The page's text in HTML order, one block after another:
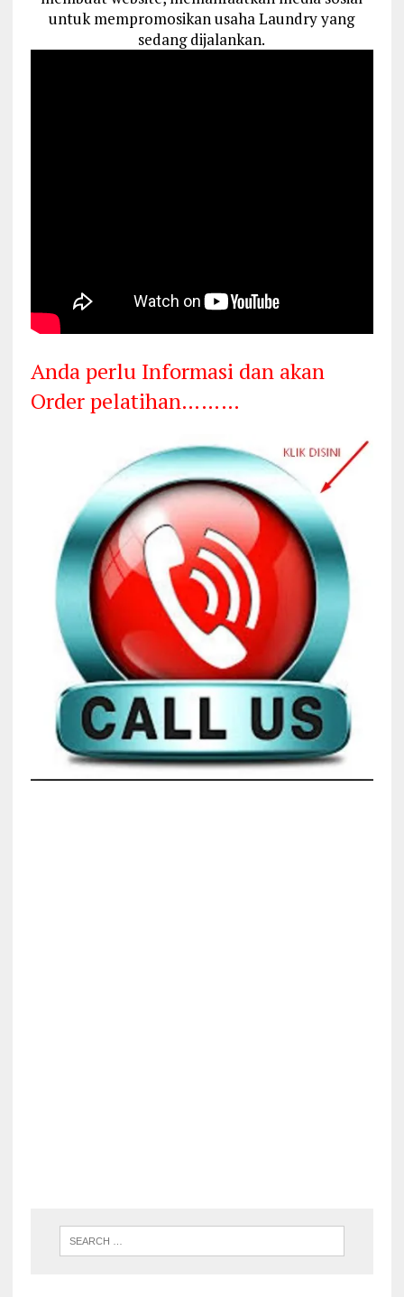
untuk mempromosikan usaha Laundry yang
sedang dijalankan.
Anda perlu Informasi dan akan
Order pelatihan………